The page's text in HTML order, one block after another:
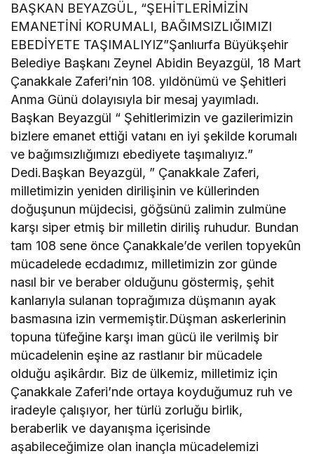
BAŞKAN BEYAZGÜL, “ŞEHİTLERİMİZİN
EMANETİNİ KORUMALI, BAĞIMSIZLIĞIMIZI
EBEDİYETE TAŞIMALIYIZ”Şanlıurfa Büyükşehir
Belediye Başkanı Zeynel Abidin Beyazgül, 18 Mart
Çanakkale Zaferi’nin 108. yıldönümü ve Şehitleri
Anma Günü dolayısıyla bir mesaj yayımladı.
Başkan Beyazgül “ Şehitlerimizin ve gazilerimizin
bizlere emanet ettiği vatanı en iyi şekilde korumalı
ve bağımsızlığımızı ebediyete taşımalıyız.”
Dedi.Başkan Beyazgül, ” Çanakkale Zaferi,
milletimizin yeniden dirilişinin ve küllerinden
doğuşunun müjdecisi, göğsünü zalimin zulmüne
karşı siper etmiş bir milletin diriliş ruhudur. Bundan
tam 108 sene önce Çanakkale’de verilen topyekûn
mücadelede ecdadımız, milletimizin zor günde
nasıl bir ve beraber olduğunu göstermiş, şehit
kanlarıyla sulanan toprağımıza düşmanın ayak
basmasına izin vermemiştir.Düşman askerlerinin
topuna tüfeğine karşı iman gücü ile verilmiş bir
mücadelenin eşine az rastlanır bir mücadele
olduğu aşikârdır. Biz de ülkemiz, milletimiz için
Çanakkale Zaferi’nde ortaya koyduğumuz ruh ve
iradeyle çalışıyor, her türlü zorluğu birlik,
beraberlik ve dayanışma içerisinde
aşabileceğimize olan inançla mücadelemizi